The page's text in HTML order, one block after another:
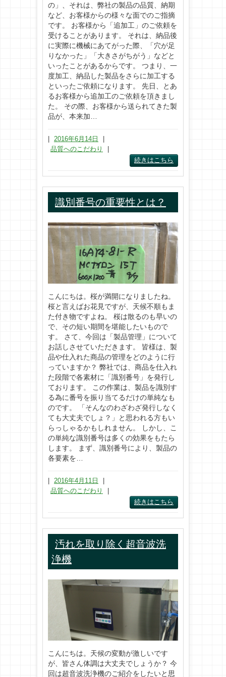
の」、それは、弊社の製品の品質、納期
など、お客様からの様々な面でのご指摘
です。 お客様から「追加工」のご依頼を
受けることがあります。 それは、納品後
に実際に機械にあてがった際、「穴が足
りなかった」「大きさがちがう」などと
いったことがあるからです。 つまり、一
度加工、納品した製品をさらに加工する
といったご依頼になります。 先日、とあ
るお客様から追加工のご依頼を頂きまし
た。 その際、お客様から送られてきた製
品が、本来加…
2016年6月14日
品質へのこだわり
続きはこちら
識別番号の重要性とは？
こんにちは。桜が満開になりましたね。
桜と言えばお花見ですが、天候不順もま
た付き物ですよね。 桜は散るのも早いの
で、その短い期間を堪能したいもので
す。 さて、今回は「製品管理」について
お話しさせていただきます。 皆様は、製
品や仕入れた商品の管理をどのように行
っていますか？ 弊社では、商品を仕入れ
た段階で各素材に「識別番号」を発行し
ております。 この作業は、製品を識別す
る為に番号を振り当てるだけの単純なも
のです。 「そんなのわざわざ発行しなく
ても大丈夫でしょ？」と思われる方もい
らっしゃるかもしれません。 しかし、こ
の単純な識別番号は多くの効果をもたら
します。 まず、識別番号により、製品の
各要素を…
2016年4月11日
品質へのこだわり
続きはこちら
汚れを取り除く超音波洗
浄機
こんにちは。天候の変動が激しいです
が、皆さん体調は大丈夫でしょうか？ 今
回は超音波洗浄機のご紹介をしたいと思